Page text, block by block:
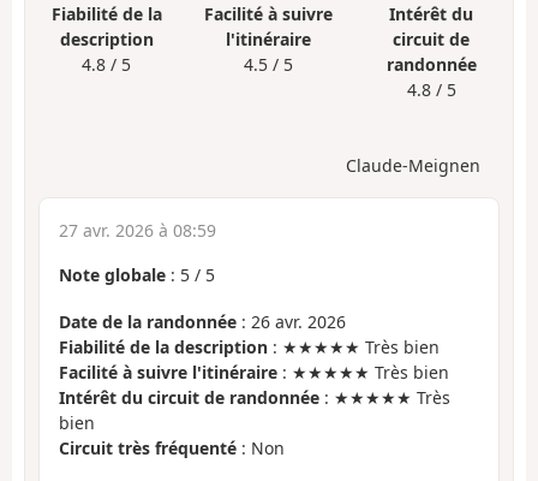
Fiabilité de la
description
4.8 / 5
Facilité à suivre
l'itinéraire
4.5 / 5
Intérêt du
circuit de
randonnée
4.8 / 5
Claude-Meignen
27 avr. 2026 à 08:59
Note globale : 5 / 5
Date de la randonnée : 26 avr. 2026
Fiabilité de la description : ★★★★★ Très bien
Facilité à suivre l'itinéraire : ★★★★★ Très bien
Intérêt du circuit de randonnée : ★★★★★ Très
bien
Circuit très fréquenté : Non